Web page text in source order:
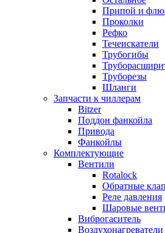
Припой и
Проколки
Рефко
Течеискатели
Трубогибы
Труборезы
Шланги
Запчасти к чиллерам
Bitzer
Поддон фанкойла
Привода
Фанкойлы
Комплектующие
Вентили
Rotalock
Обратные
Реле давления
Шаровые
Виброгаситель
Воздухонагреватели